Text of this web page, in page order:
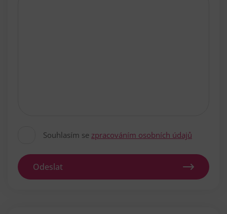
Souhlasím se zpracováním osobních údajů
Odeslat